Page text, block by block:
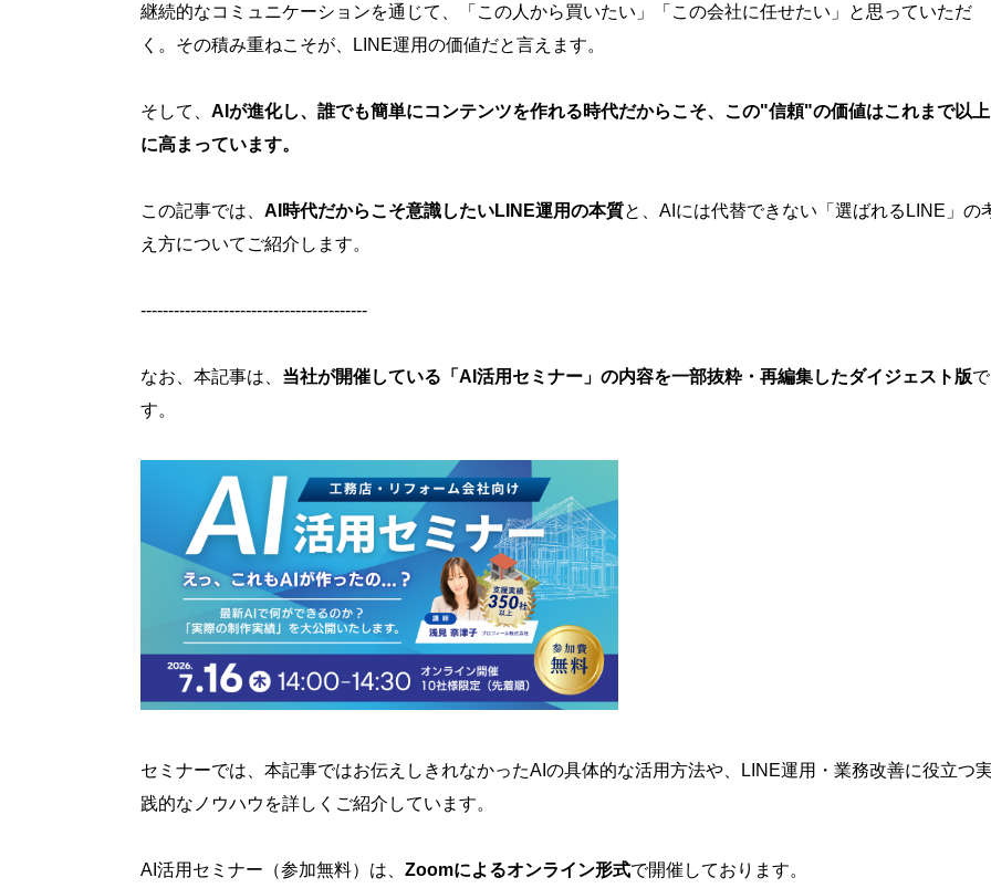
継続的なコミュニケーションを通じて、「この人から買いたい」「この会社に任せたい」と思っていただ
く。その積み重ねこそが、LINE運用の価値だと言えます。
そして、 AIが進化し、誰でも簡単にコンテンツを作れる時代だからこそ、この"信頼"の価値はこれまで以上
に高まっています。
この記事では、 AI時代だからこそ意識したいLINE運用の本質と、AIには代替できない「選ばれるLINE」の
え方についてご紹介します。
-----------------------------------------
なお、本記事は、 当社が開催している「AI活用セミナー」の内容を一部抜粋・再編集したダイジェスト版で
す。
セミナーでは、本記事ではお伝えしきれなかったAIの具体的な活用方法や、LINE運用・業務改善に役立つ
践的なノウハウを詳しくご紹介しています。
AI活用セミナー（参加無料）は、 Zoomによるオンライン形式で開催しております。